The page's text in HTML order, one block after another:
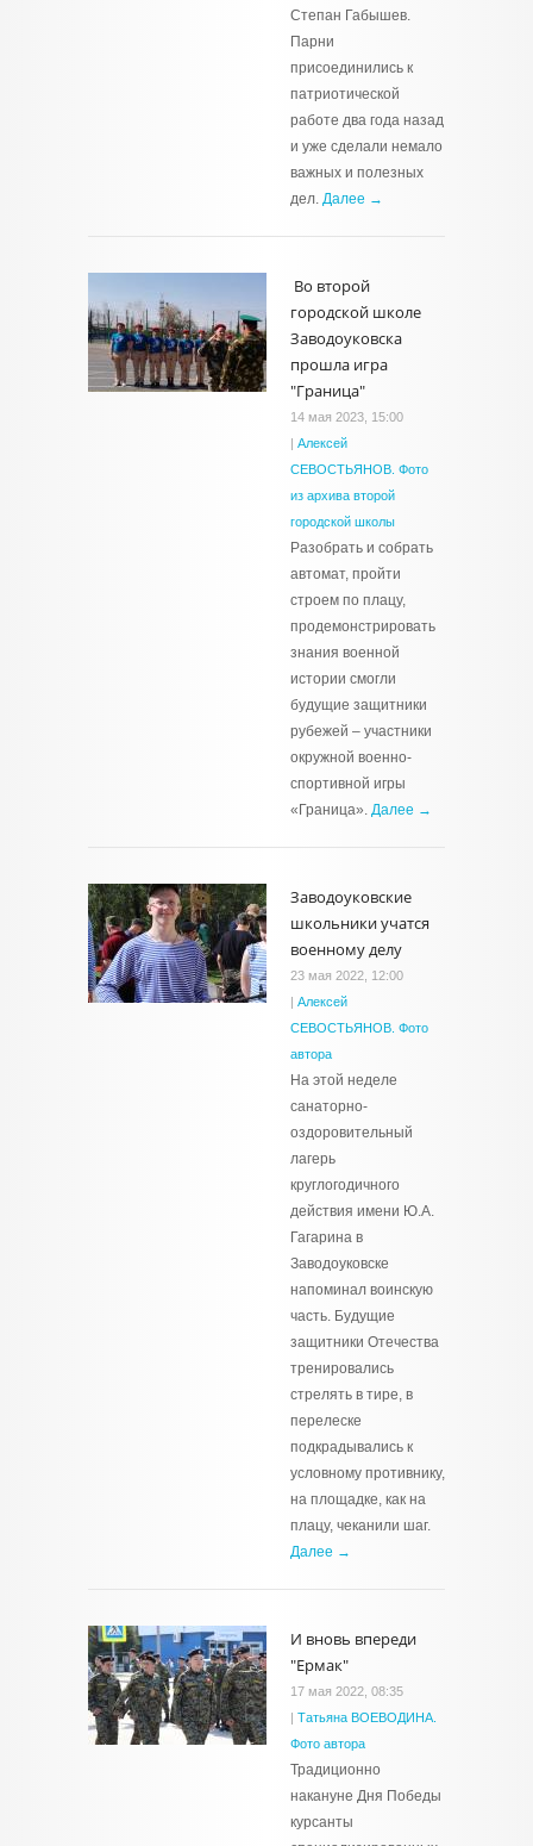
Степан Габышев.
Парни
присоединились к
патриотической
работе два года назад
и уже сделали немало
важных и полезных
дел. Далее →
Во второй
городской школе
Заводоуковска
прошла игра
"Граница"
14 мая 2023, 15:00
| Алексей
СЕВОСТЬЯНОВ. Фото
из архива второй
городской школы
Разобрать и собрать
автомат, пройти
строем по плацу,
продемонстрировать
знания военной
истории смогли
будущие защитники
рубежей – участники
окружной военно-
спортивной игры
«Граница». Далее →
Заводоуковские
школьники учатся
военному делу
23 мая 2022, 12:00
| Алексей
СЕВОСТЬЯНОВ. Фото
автора
На этой неделе
санаторно-
оздоровительный
лагерь
круглогодичного
действия имени Ю.А.
Гагарина в
Заводоуковске
напоминал воинскую
часть. Будущие
защитники Отечества
тренировались
стрелять в тире, в
перелеске
подкрадывались к
условному противнику,
на площадке, как на
плацу, чеканили шаг.
Далее →
И вновь впереди
"Ермак"
17 мая 2022, 08:35
| Татьяна ВОЕВОДИНА.
Фото автора
Традиционно
накануне Дня Победы
курсанты